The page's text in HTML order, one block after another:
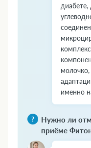
именно
Нужно ли
приёме